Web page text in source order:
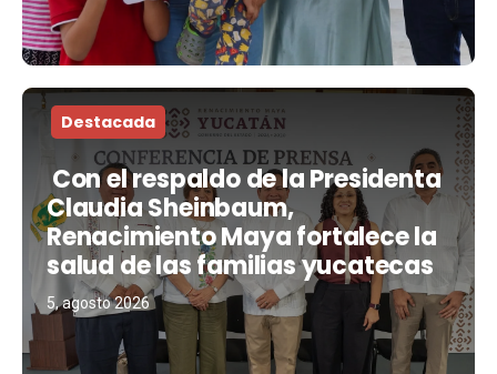
Destacada
Con el respaldo de la Presidenta
Claudia Sheinbaum,
Renacimiento Maya fortalece la
salud de las familias yucatecas
5, agosto 2026